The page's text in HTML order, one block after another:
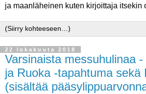
ja maanläheinen kuten kirjoittaja itsekin
22 lokakuuta 2018
Varsinaista messuhulinaa
ja Ruoka -tapahtuma sekä
(sisältää